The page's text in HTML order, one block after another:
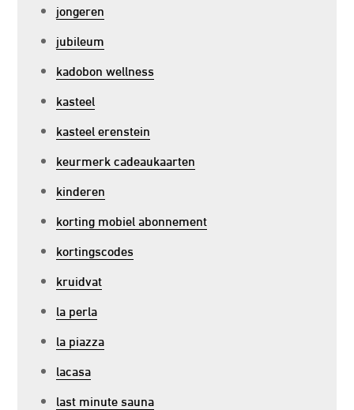
jongeren
jubileum
kadobon wellness
kasteel
kasteel erenstein
keurmerk cadeaukaarten
kinderen
korting mobiel abonnement
kortingscodes
kruidvat
la perla
la piazza
lacasa
last minute sauna